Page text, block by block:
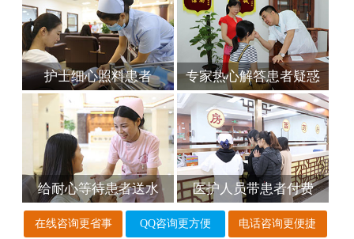
护士细心照料患者 专家热心解答患者疑惑
给耐心等待患者送水 医护人员带患者付费
在线咨询更省事 QQ咨询更方便 电话咨询更便捷